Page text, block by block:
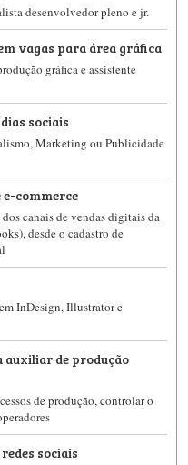
desenvolvedor pleno e jr.
vagas para área gráfica
gráfica e assistente
sociais
Marketing ou Publicidade
commerce
canais de vendas digitais da
desde o cadastro de
InDesign, Illustrator e
auxiliar de produção
de produção, controlar o
sociais